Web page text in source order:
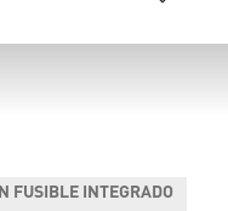
FUSIBLE INTEGRADO